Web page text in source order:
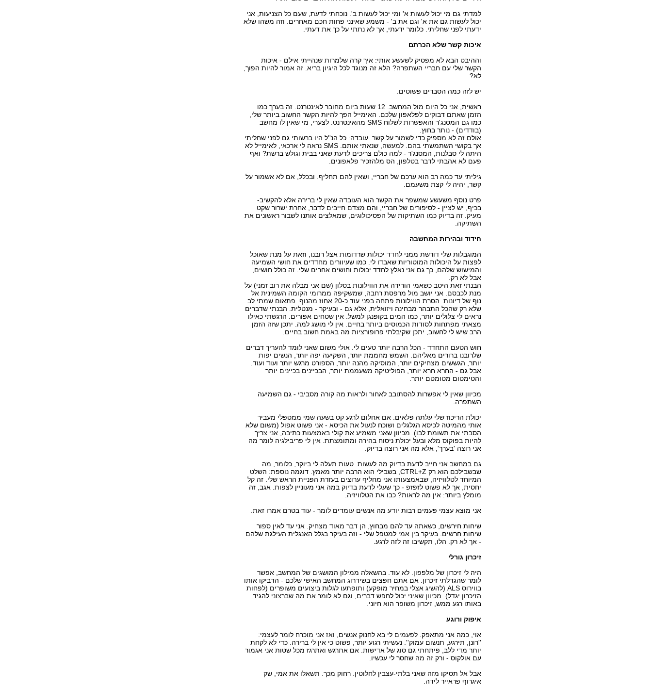
למדתי גם מי יכול לעשות א' ומי יכול לעשות ב'. נוכחתי לדעת, שעם כל הצניעות, אני
יכול לעשות גם את א' וגם את ב' - משמע שאינני פחות חכם מאחרים. וזה משהו שלא
ידעתי לפני שחליתי. כלומר ידעתי, אך לא נתתי על כך את דעתי.
איכות קשר שלא הכרתם
וההיבט הבא לא מפסיק לשעשע אותי: איך קרה שלמרות שנהייתי אילם - איכות
הקשר שלי עם חבריי השתפרה? הלא זה מנוגד לכל היגיון בריא. זה אמור להיות הפוך,
לא?
יש לזה כמה הסברים פשוטים.
ראשית, אני כל היום מול המחשב. 12 שעות ביום מחובר לאינטרנט. זה בערך כמו
הזמן שאתם דבוקים לפלאפון שלכם. האימייל הפך להיות הקשר החשוב ביותר שלי,
כמו גם המסנג'ר והאפשרות לשלוח SMS מהאינטרנט. לצערי, מי שאין לו מחשב
(בודדים) - נותר בחוץ.
אולם זה לא מספיק כדי לשמור על קשר. עובדה: כל הנ''ל היו ברשותי גם לפני שחליתי
אך בקושי השתמשתי בהם. למעשה, שנאתי אותם. SMS נראה לי ארכאי, לאימייל לא
היתה לי סבלנות, המסנג'ר - למה כולם צריכים לדעת שאני בבית וגולש ברשת? ואף
פעם לא אהבתי לדבר בטלפון, הס מלהזכיר פלאפונים.
גיליתי עד כמה רב הוא ערכם של חבריי, ושאין להם תחליף. ובכלל, אם לא אשמור על
קשר, יהיה לי קצת משעמם.
פרט נוסף משעשע שמשפר את הקשר הוא העובדה שאין לי ברירה אלא להקשיב-
בכיף, יש לציין - לסיפורים של חבריי, והם מצדם חייבים לדבר, אחרת ישרור שקט
מעיק. זה בדיוק כמו השתיקות של הפסיכולוגים, שמאלצים אותנו לשבור ראשונים את
השתיקה.
חידוד ובהירות המחשבה
המוגבלות שלי דורשת ממני לחדד יכולות שרדומות אצל רובנו, וזאת על מנת שאוכל
לפצות על היכולות המוטוריות שאבדו לי. כמו שעיוורים מחדדים את חושי השמיעה
והמישוש שלהם, כך גם אני נאלץ לחדד יכולות וחושים אחרים שלי. זה כולל חושים,
אבל לא רק.
הבנתי זאת היטב כשאמי הורידה את הווילונות בסלון (שם אני מבלה את רוב זמני) על
מנת לכבסם. אני יושב מול מרפסת רחבה, שמשקיפה ממרומי הקומה השמינית אל
נוף של דיונות. הסרת הווילונות פתחה בפני עוד כ-20 אחוז מהנוף. פתאום שמתי לב
שלא רק שהכל התבהר מבחינה ויזואלית, אלא גם - ובעיקר - מנטלית. הבנתי שדברים
נראים לי צלולים יותר, כמו המים בקופנגן למשל. אין שטחים אפורים. הרגשתי כאילו
מצאתי מפתחות לסודות הכמוסים ביותר בחיים. אין לי מושג למה. יתכן שזה הזמן
הרב שיש לי לחשוב, יתכן שקיבלתי פרופורציות מה באמת חשוב בחיים.
חוש הטעם התחדד - הכל הרבה יותר טעים לי. אולי משום שאני לומד להעריך דברים
שלרובנו ברורים מאליהם. השמש מחממת יותר, השקיעה יפה יותר, הנשים יפות
יותר, הגששים מצחיקים יותר, המוסיקה מהנה יותר, הספורט מרגש יותר ועוד ועוד.
אבל גם - החרא חרא יותר, הפוליטיקה משעממת יותר, הבכיינים בכיינים יותר
והטימטום מטומטם יותר.
מכיוון שאין לי אפשרות להסתובב לאחור ולראות מה קורה מסביבי - גם השמיעה
השתפרה.
יכולת הריכוז שלי עלתה פלאים. אם אחלום לרגע קט בשעה שמי ממטפלי מעביר
אותי מהמיטה לכיסא הגלגלים ושוכח לנעול את הכיסא - אני פשוט אפול (משום שלא
הסבתי את תשומת לבו). מכיוון שאני משמיע את קולי באמצעות כתיבה, אני צריך
להיות בפוקוס מלא ובעל יכולת ניסוח בהירה ומתומצתת. אין לי פריבילגיה לומר מה
אני רוצה 'בערך', אלא מה אני רוצה בדיוק.
גם במחשב אני חייב לדעת בדיוק מה לעשות. טעות תעלה לי ביוקר, כלומר, מה
שבשבילכם הוא רק CTRL+Z, בשבילי הוא הרבה יותר מאמץ. דוגמה נוספת: השלט
המיוחד לטלוויזיה, שבאמצעותו אני מחליף ערוצים בעזרת הפניית הראש שלי. זה קל
יחסית, אך לא פשוט לזפזפ - כך שעלי לדעת בדיוק במה אני מעוניין לצפות. אגב, זה
מומלץ ביותר: אין מה לראות? כבו את הטלוויזיה.
אני מוצא עצמי פעמים רבות יודע מה אנשים עומדים לומר - עוד בטרם אמרו זאת.
שיחות חירשים, כשאתה עד להם מבחוץ, הן דבר מאוד מצחיק. אני עד לאין ספור
שיחות חרשים. בעיקר בין אמי למטפל שלי - וזה בעיקר בגלל האנגלית העילגת שלהם
- אך לא רק. הלו, תקשיבו זה לזה לרגע.
זיכרון גורלי
היה לי זיכרון של מלפפון. לא עוד. בהשאלה ממילון המושגים של המחשב, אפשר
לומר שהגדלתי זיכרון. אם אתם חפצים בשידרוג המחשב האישי שלכם - הדביקו אותו
בווירוס ALS (להשיג אצלי במחיר מופקע) ותופתעו לגלות ביצועים משופרים (לפחות
הזיכרון יגדל). מכיוון שאיני יכול לחפש דברים, וגם לא לומר את מה שברצוני להגיד
באותו רגע ממש, זיכרון משופר הוא חיוני.
איפוק ורוגע
אוי, כמה אני מתאפק. לפעמים לי בא לחנוק אנשים, ואז אני מוכרח לומר לעצמי:
''רונן, תירגע, תנשום עמוק''. נעשיתי רגוע יותר, פשוט כי אין לי ברירה. כדי לא לקחת
יותר מדי ללב, פיתחתי גם סוג של אדישות. אם אתרגש ואתרגז מכל שטות אני אגמור
עם אולקוס - ורק זה מה שחסר לי עכשיו.
אבל אל תסיקו מזה שאני בלתי-עצבין לחלוטין. רחוק מכך. תשאלו את אמי, שק
איגרוף פראייר לידה.